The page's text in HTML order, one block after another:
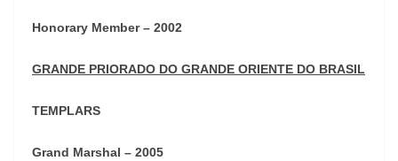
Honorary Member – 2002
GRANDE PRIORADO DO GRANDE ORIENTE DO BRASIL
TEMPLARS
Grand Marshal – 2005